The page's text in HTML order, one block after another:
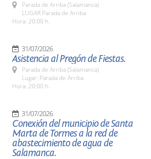
Parada de Arriba (Salamanca)
LUGAR Parada de Arriba
Hora: 20:00 h.
31/07/2026
Asistencia al Pregón de Fiestas.
Parada de Arriba (Salamanca)
Lugar: Parada de Arriba
Hora: 20:00 h.
31/07/2026
Conexión del municipio de Santa
Marta de Tormes a la red de
abastecimiento de agua de
Salamanca.